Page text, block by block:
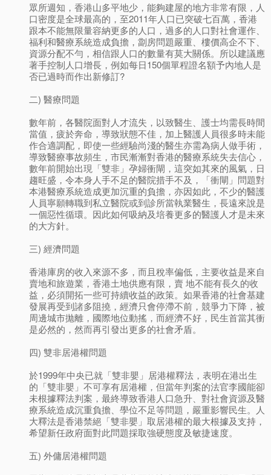
眾所週知，香港山多平地少，能夠建屋的地方非常有限，人
口密度是全球最高的，至2011年人口已突破七百萬，香港
跟本不能無限量容納更多的人口，過多的人口對社會運作、
福利和醫療系統造成負擔，劏房問題嚴重、樓價高企不下、
資源分配不勻，相信跟人口的數量有莫大關係。所以建議應
著手控制人口增長，例如每日150個單程證名額予內地人是
否已過時而作出新修訂?
二) 醫療問題
數年前，各醫院面對人才流失，以致醫生、護士均需長時間
當值，疲於奔命，導致狀態不佳，加上醫護人員很多時未能
作合適調配，即使一些經驗尚淺的醫生亦需為病人做手術，
導致醫療事故頻生，市民漸漸對香港的醫療系統失去信心，
數年前開始出現「雙非」孕婦衝閘，這突如其來的風氣，日
趨旺盛，令本身人手不足的醫院措手不及，「衝閘」問題對
本港醫療系統造成更加沉重的負擔，亦因如此，不少的醫護
人員寧願轉職到私立醫院或到診所當執業醫生，長遠來說是
一個惡性循環。因此如何吸納及培養更多的醫護人才是未來
的大方針。
三) 經濟問題
香港庫房的收入來源不多，而且稅率偏低，主要收益是來自
賣地和旅遊業，香港土地供應有限，賣 地不能有長久的收
益，必須開拓一些可持續收益的政策。如果香港的社會基建
發展再受到諸多阻撓，經濟只會停滯不前，競爭力下降，被
周邊城市拋離，國際地位動搖，而經濟不好，民生首當其衝
是必然的，然而再引發出更多的社會矛盾。
四) 雙非居港權問題
於1999年中央已就「雙非嬰」居港權釋法，表明在港出生
的「雙非嬰」不可享有居港權，但當年判案的法官李國能卻
未根據釋法判案，最終導致香港人口急升、對社會資源及醫
療系統造成沉重負擔、學位不足等問題，嚴重影響民生。人
大釋法是香港禁絕「雙非嬰」取居港權的最大根據及支持，
希望新任政府面對此問題採取強硬態度及敏捷速度。
五) 外傭居港權問題